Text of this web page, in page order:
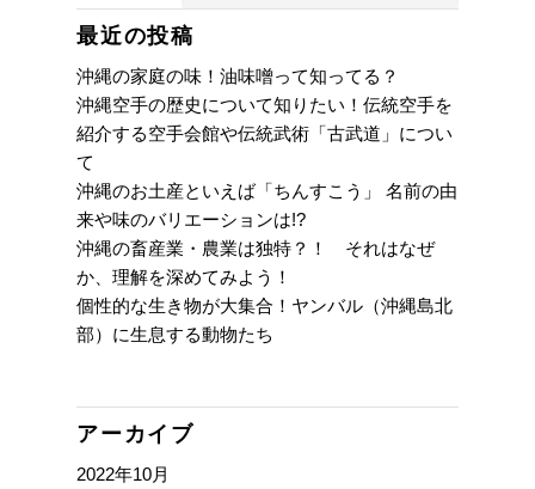
最近の投稿
沖縄の家庭の味！油味噌って知ってる？
沖縄空手の歴史について知りたい！伝統空手を
紹介する空手会館や伝統武術「古武道」につい
て
沖縄のお土産といえば「ちんすこう」 名前の由
来や味のバリエーションは!?
沖縄の畜産業・農業は独特？！ それはなぜ
か、理解を深めてみよう！
個性的な生き物が大集合！ヤンバル（沖縄島北
部）に生息する動物たち
アーカイブ
2022年10月